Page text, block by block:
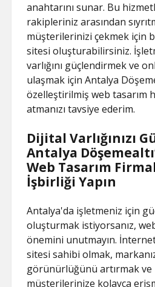
anahtarını sunar. Bu
rakipleriniz arasından
müşterilerinizi çekmek için
sitesi oluşturabilirsiniz.
varlığını güçlendirmek ve
ulaşmak için Antalya
özelleştirilmiş web tasarım
atmanızı tavsiye ederim.
Dijital Varlığınızı
Antalya
Web Tasarım
İşbirliği Yapın
Antalya'da işletmeniz için
oluşturmak istiyorsanız, web
önemini unutmayın.
sitesi sahibi olmak,
görünürlüğünü artırmak ve
müşterilerinize kolayca